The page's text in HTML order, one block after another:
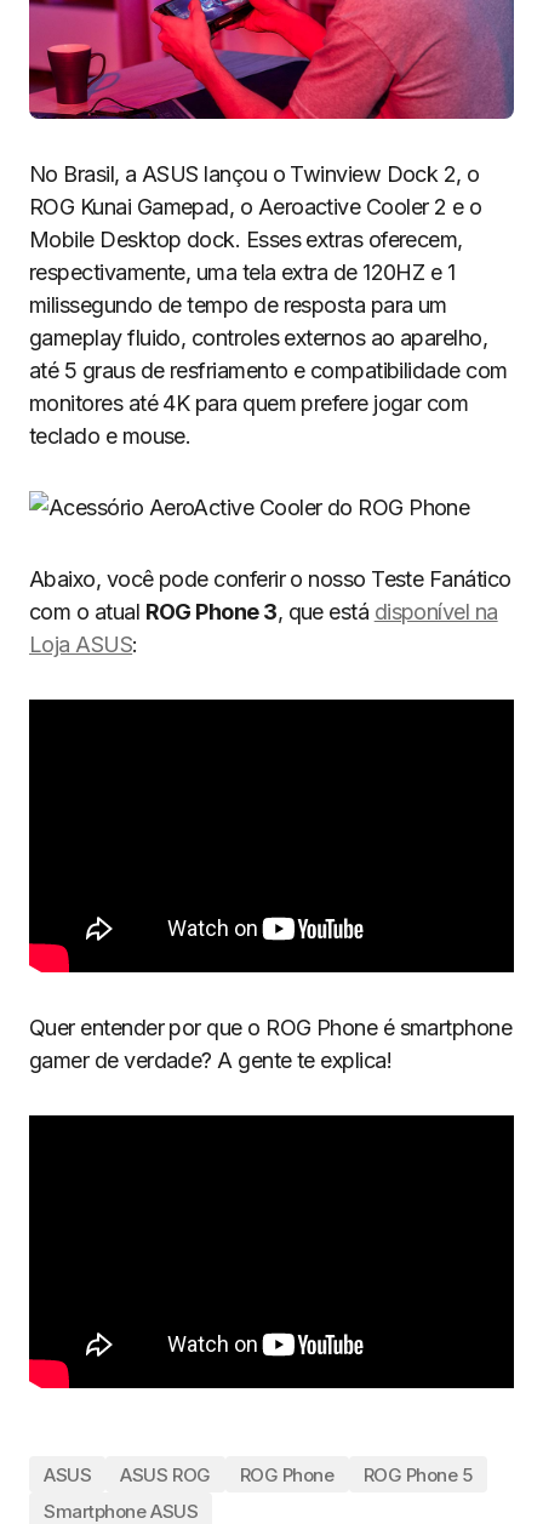
No Brasil, a ASUS lançou o Twinview Dock 2, o
ROG Kunai Gamepad, o Aeroactive Cooler 2 e o
Mobile Desktop dock. Esses extras oferecem,
respectivamente, uma tela extra de 120HZ e 1
milissegundo de tempo de resposta para um
gameplay fluido, controles externos ao aparelho,
até 5 graus de resfriamento e compatibilidade com
monitores até 4K para quem prefere jogar com
teclado e mouse.
Abaixo, você pode conferir o nosso Teste Fanático
com o atual ROG Phone 3, que está disponível na
Loja ASUS:
Quer entender por que o ROG Phone é smartphone
gamer de verdade? A gente te explica!
ASUS ASUS ROG ROG Phone
ROG Phone 5
Smartphone ASUS